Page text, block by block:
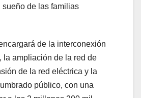
sueño de las familias
de la interconexión
la ampliación de la red de
de la red eléctrica y la
público, con una